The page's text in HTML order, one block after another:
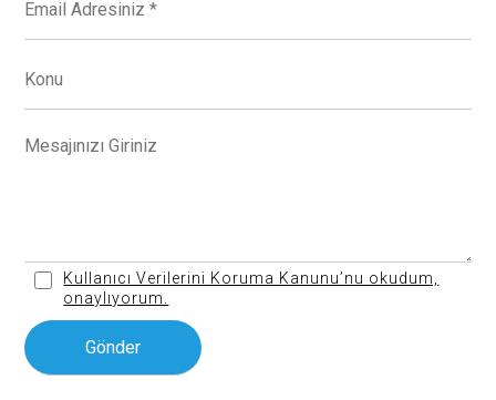
Kullanıcı Verilerini Koruma Kanunu’nu okudum,
onaylıyorum.